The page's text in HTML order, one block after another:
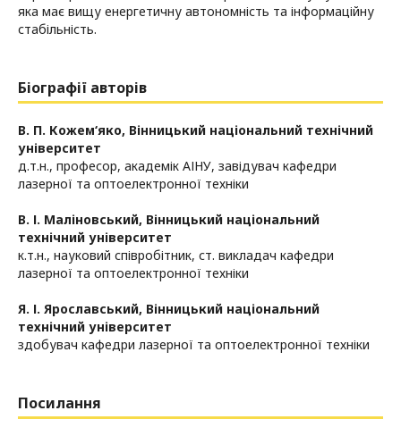
яка має вищу енергетичну автономність та інформаційну
стабільність.
Біографії авторів
В. П. Кожем‘яко, Вінницький національний технічний
університет
д.т.н., професор, академік АІНУ, завідувач кафедри
лазерної та оптоелектронної техніки
В. І. Маліновський, Вінницький національний
технічний університет
к.т.н., науковий співробітник, ст. викладач кафедри
лазерної та оптоелектронної техніки
Я. І. Ярославський, Вінницький національний
технічний університет
здобувач кафедри лазерної та оптоелектронної техніки
Посилання